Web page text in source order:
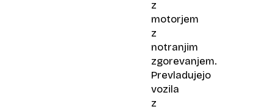
z
motorjem
z
notranjim
zgorevanjem.
Prevladujejo
vozila
z